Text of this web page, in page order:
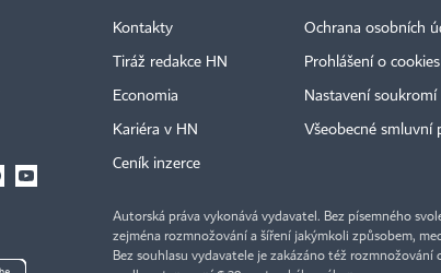
Kontakty
Tiráž redakce HN
Economia
Kariéra v HN
Ceník inzerce
Ochrana osobních
Prohlášení o cookies
Nastavení soukromí
Všeobecné smluvní
Autorská práva vykonává vydavatel. Bez písemného
zejména rozmnožování a šíření jakýmkoli způsobem,
Bez souhlasu vydavatele je zakázáno též